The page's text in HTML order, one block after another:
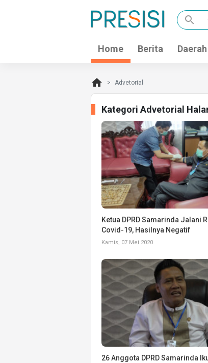
search
Home Berita Daerah
home Advetorial
Kategori Advetorial
Ketua DPRD Samarinda Jalani
Covid-19, Hasilnya Negatif
Kamis, 07 Mei 2020
26 Anggota DPRD Samarinda